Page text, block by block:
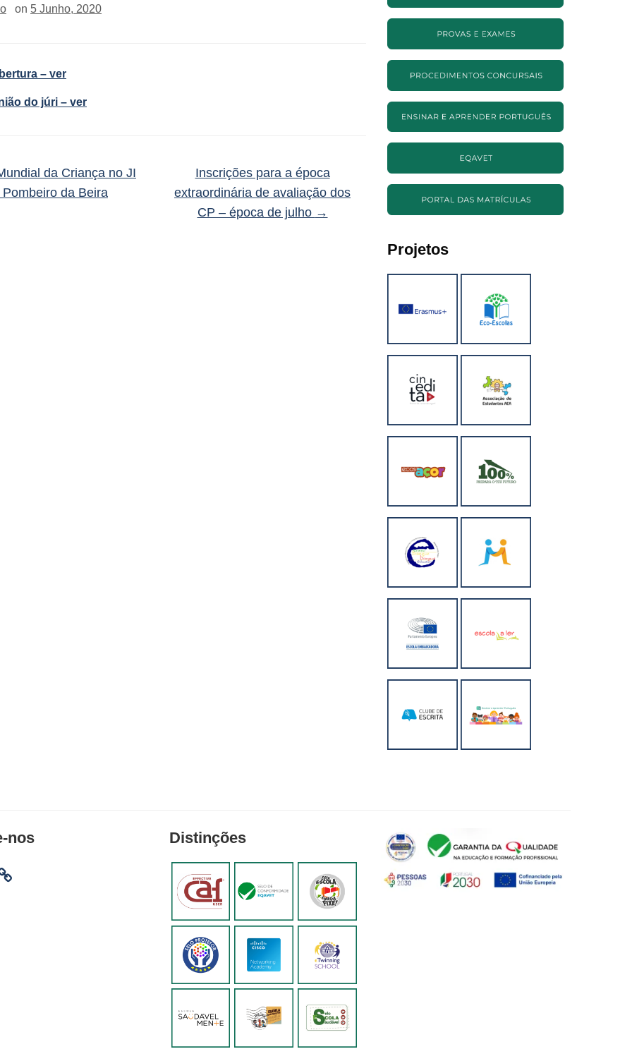
on 5 Junho, 2020
– ver
do júri – ver
da Criança no JI
Pombeiro da Beira
Inscrições para a época
extraordinária de avaliação dos
CP – época de julho →
Projetos
nos Distinções